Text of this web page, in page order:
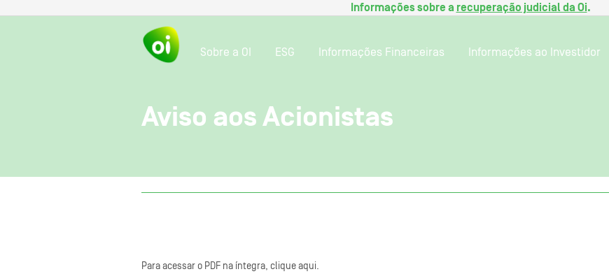
Informações sobre a recuperação judicial da Oi.
Sobre a OI ESG Informações Financeiras Informações ao Investidor
Aviso aos Acionistas
Para acessar o PDF na íntegra, clique aqui.